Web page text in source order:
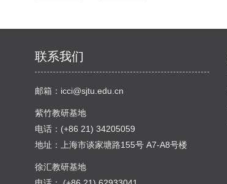
联系我们
邮箱： icci@sjtu.edu.cn
紫竹教研基地
电话：(+86 21) 34205059
地址：上海市谈家塘路155号 A7-A8号楼
徐汇教研基地